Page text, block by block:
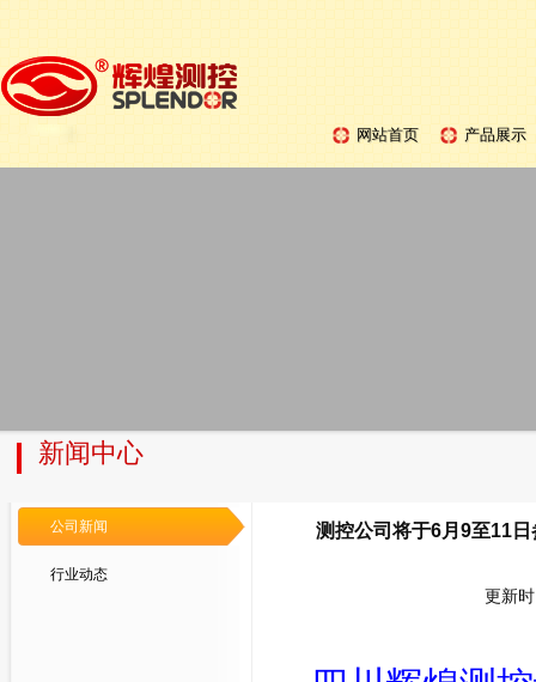
网站首页 产品展示
新闻中心
公司新闻
行业动态
测控公司将于6月9至11
更新